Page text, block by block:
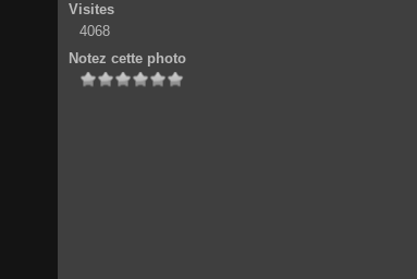
Visites
4068
Notez cette photo